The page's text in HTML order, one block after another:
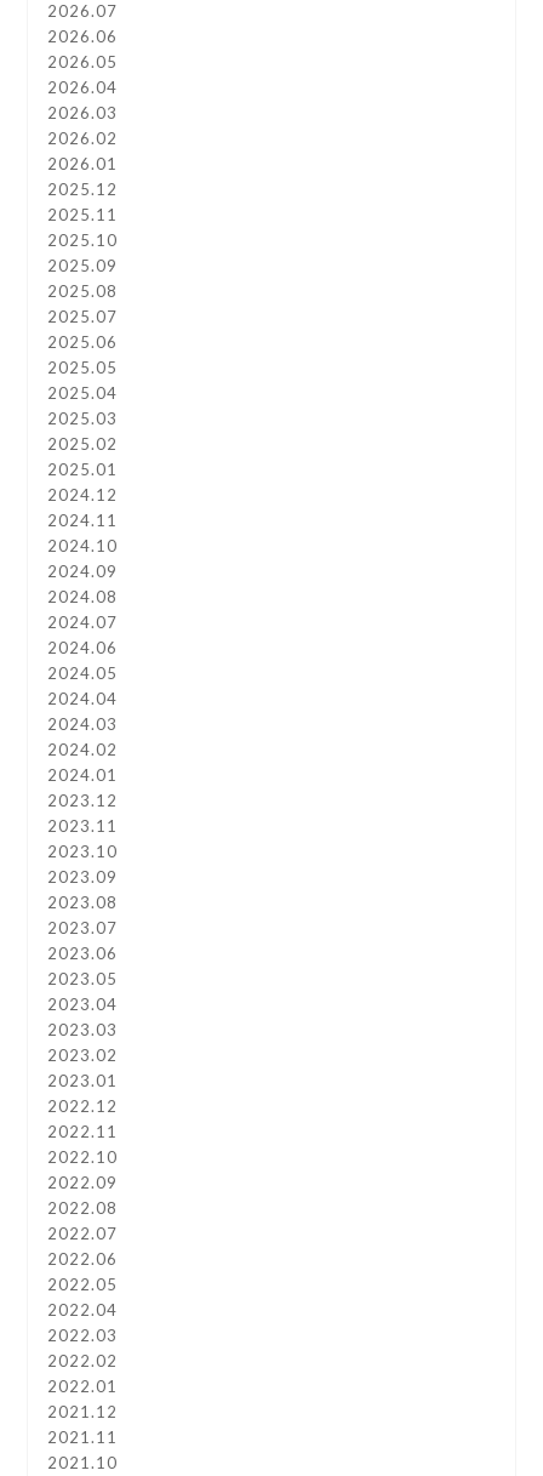
2026.07
2026.06
2026.05
2026.04
2026.03
2026.02
2026.01
2025.12
2025.11
2025.10
2025.09
2025.08
2025.07
2025.06
2025.05
2025.04
2025.03
2025.02
2025.01
2024.12
2024.11
2024.10
2024.09
2024.08
2024.07
2024.06
2024.05
2024.04
2024.03
2024.02
2024.01
2023.12
2023.11
2023.10
2023.09
2023.08
2023.07
2023.06
2023.05
2023.04
2023.03
2023.02
2023.01
2022.12
2022.11
2022.10
2022.09
2022.08
2022.07
2022.06
2022.05
2022.04
2022.03
2022.02
2022.01
2021.12
2021.11
2021.10